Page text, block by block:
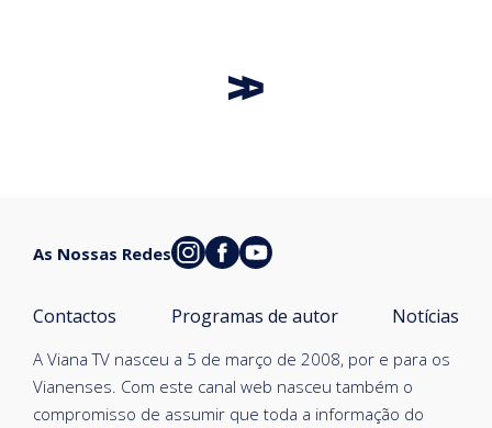
A Viana TV nasceu a 5 de março de 2008, por e para os
Vianenses. Com este canal web nasceu também o
compromisso de assumir que toda a informação do
Contactos Programas de autor Notícias
As Nossas Redes